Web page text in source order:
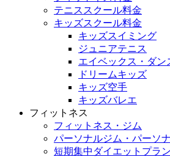
テニススクール料金
キッズスクール料金
キッズスイミング
ジュニアテニス
エイベックス・ダン
ドリームキッズ
キッズ空手
キッズバレエ
フィットネス
フィットネス・ジム
パーソナルジム・パーソ
短期集中ダイエットプラン